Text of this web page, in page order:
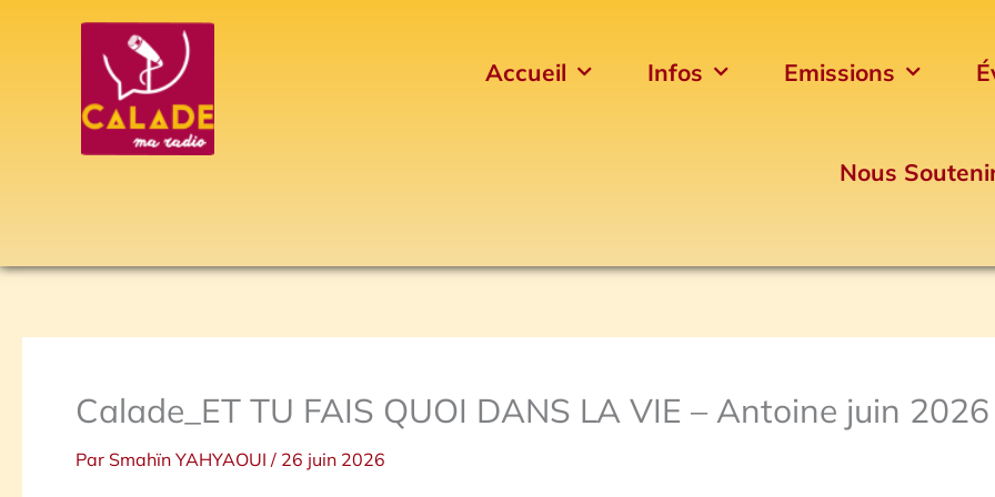
Accueil Infos Emissions
Nous
Calade_ET TU FAIS QUOI DANS LA VIE – Antoine juin 2026
Par Smahïn YAHYAOUI / 26 juin 2026